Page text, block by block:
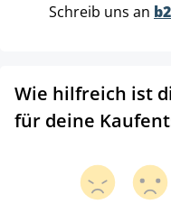
Schreib uns an
Wie hilfreich ist
für deine